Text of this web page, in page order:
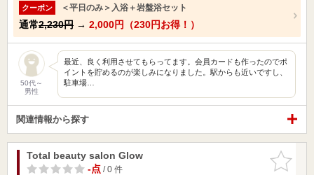
クーポン ＜平日のみ＞入浴＋岩盤浴セット
通常2,230円 → 2,000円（230円お得！）
50代～
男性
最近、良く利用させてもらってます。会員カードも作ったのでポ
イントを貯めるのが楽しみになりました。駅からも近いですし、
駐車場…
関連情報から探す
お気に入
りに追加
Total beauty salon Glow
-点/ 0 件